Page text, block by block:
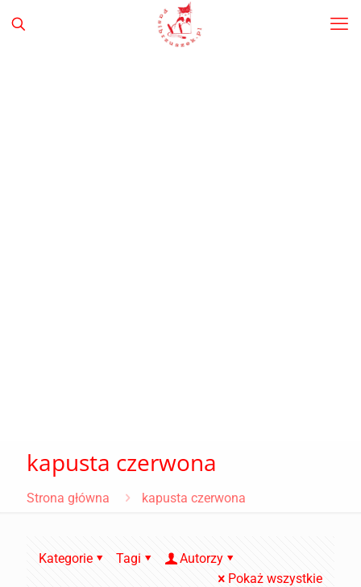
kapusta czerwona
Strona główna kapusta czerwona
Kategorie Tagi
Autorzy
Pokaż wszystkie